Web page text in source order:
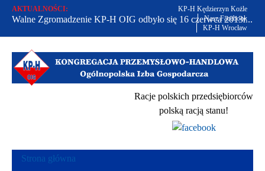
AKTUALNOŚCI:
Walne Zgromadzenie KP-H OIG odbyło się 16 czerwca 2013r...
Od 2002 r. bronimy praw polskich przedsiębiorców...
Racje polskich przedsiębiorców polską racją stanu...
KP-H Kędzierzyn Kożle
Nasz Facebook
KP-H Wrocław
Racje polskich przedsiębiorców
polską racją stanu!
Strona główna